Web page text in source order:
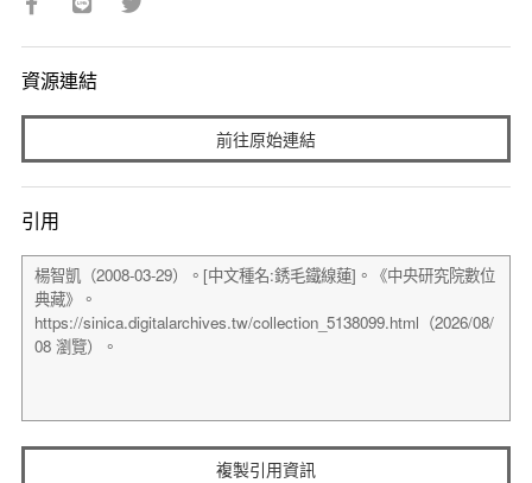
資源連結
前往原始連結
引用
複製引用資訊